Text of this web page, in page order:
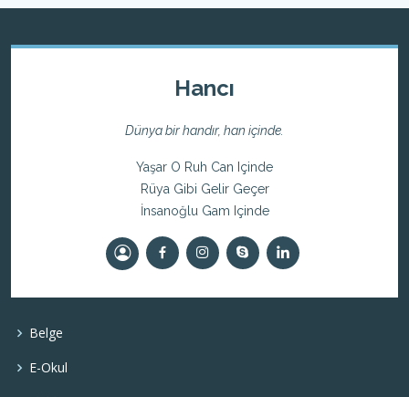
Hancı
Dünya bir handır, han içinde.
Yaşar O Ruh Can Içinde
Rüya Gibi Gelir Geçer
İnsanoğlu Gam Içinde
Belge
E-Okul